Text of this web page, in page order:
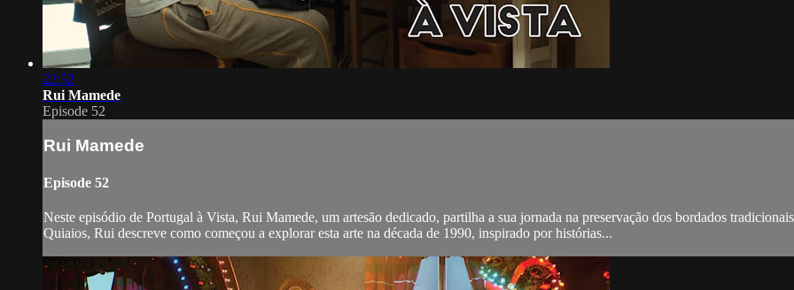
22:52
Rui Mamede
Episode 52
Rui Mamede
Episode 52
Neste episódio de Portugal à Vista, Rui Mamede, um artesão dedicado, partilha a sua jornada na preservação dos bordados
Quiaios, Rui descreve como começou a explorar esta arte na década de 1990, inspirado por histórias...